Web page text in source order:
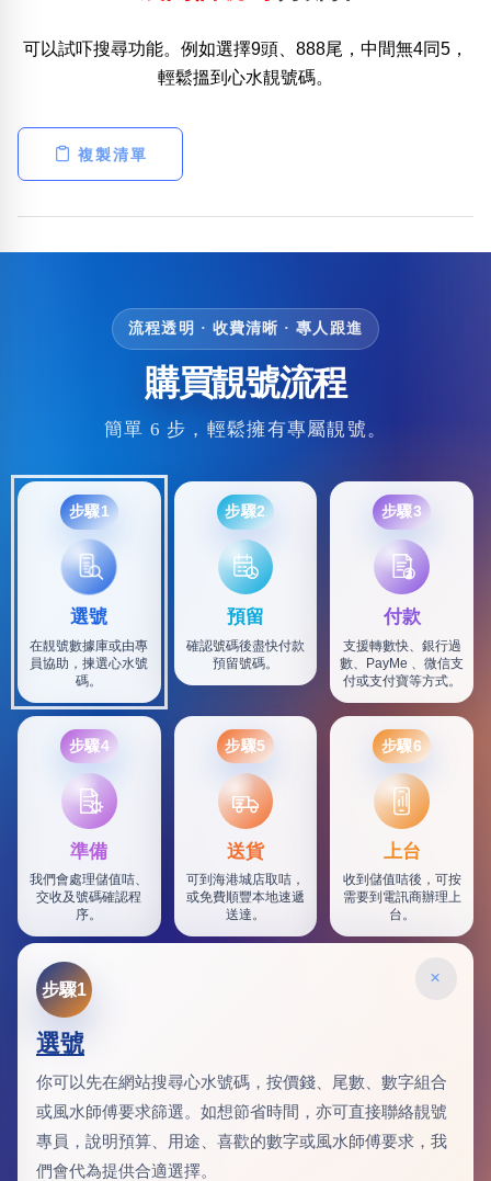
可以試吓搜尋功能。例如選擇9頭、888尾，中間無4同5，
輕鬆搵到心水靚號碼。
複製清單
流程透明 · 收費清晰 · 專人跟進
購買靚號流程
簡單 6 步，輕鬆擁有專屬靚號。
步驟1
選號
在靚號數據庫或由專
員協助，揀選心水號
碼。
步驟2
預留
確認號碼後盡快付款
預留號碼。
步驟3
付款
支援轉數快、銀行過
數、PayMe 、微信支
付或支付寶等方式。
步驟4
準備
我們會處理儲值咭、
交收及號碼確認程
序。
步驟5
SF
送貨
可到海港城店取咭，
或免費順豐本地速遞
送達。
步驟6
上台
收到儲值咭後，可按
需要到電訊商辦理上
台。
×
步驟1
選號
你可以先在網站搜尋心水號碼，按價錢、尾數、數字組合
或風水師傅要求篩選。如想節省時間，亦可直接聯絡靚號
專員，說明預算、用途、喜歡的數字或風水師傅要求，我
們會代為提供合適選擇。